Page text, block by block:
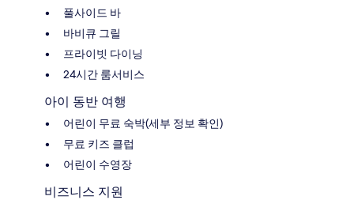
풀사이드 바
바비큐 그릴
프라이빗 다이닝
24시간 룸서비스
아이 동반 여행
어린이 무료 숙박(세부 정보 확인)
무료 키즈 클럽
어린이 수영장
비즈니스 지원